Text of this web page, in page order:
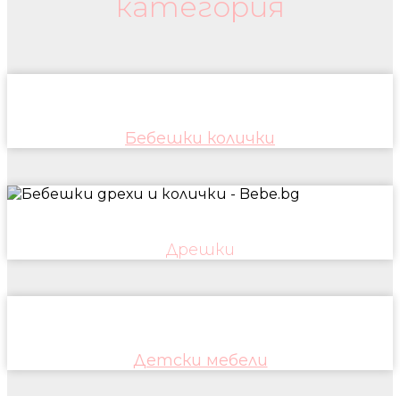
Бебешки колички
Дрешки
Детски мебели